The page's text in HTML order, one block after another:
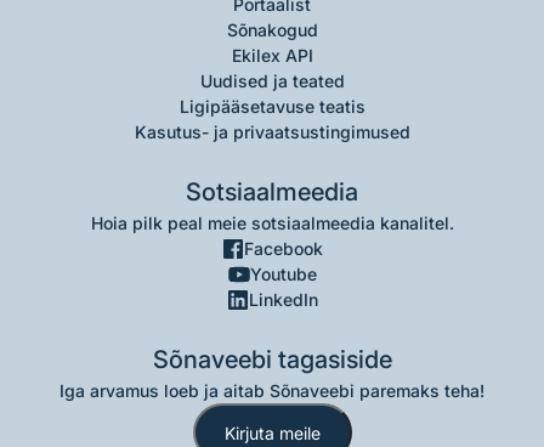
Portaalist
Sõnakogud
Ekilex API
Uudised ja teated
Ligipääsetavuse teatis
Kasutus- ja privaatsustingimused
Sotsiaalmeedia
Hoia pilk peal meie sotsiaalmeedia kanalitel.
Facebook
Youtube
LinkedIn
Sõnaveebi tagasiside
Iga arvamus loeb ja aitab Sõnaveebi paremaks teha!
Kirjuta meile